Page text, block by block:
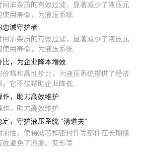
油杂质的有效过滤，显著减少了液压元
用寿命，为液压系统…
忠诚守护者
油杂质的有效过滤，显著减少了液压元
用寿命，为液压系统…
，为企业降本增效
格和高性价比，为液压系统提供了经济
它不仅帮助企业降低…
，助力高效维护
，助力高效维护
，守护液压系统 “清道夫”
性，使得滤芯和密封件等部件在长期接
避免了溶胀、变形等…